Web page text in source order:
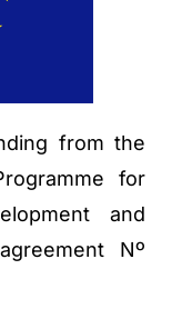
from the
for
and
Nº